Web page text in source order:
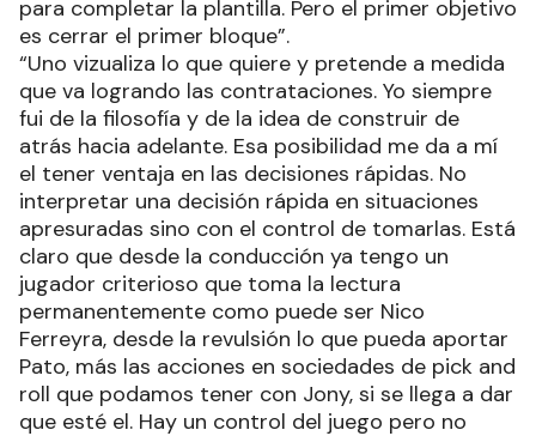
para completar la plantilla. Pero el primer objetivo
es cerrar el primer bloque”.
“Uno vizualiza lo que quiere y pretende a medida
que va logrando las contrataciones. Yo siempre
fui de la filosofía y de la idea de construir de
atrás hacia adelante. Esa posibilidad me da a mí
el tener ventaja en las decisiones rápidas. No
interpretar una decisión rápida en situaciones
apresuradas sino con el control de tomarlas. Está
claro que desde la conducción ya tengo un
jugador criterioso que toma la lectura
permanentemente como puede ser Nico
Ferreyra, desde la revulsión lo que pueda aportar
Pato, más las acciones en sociedades de pick and
roll que podamos tener con Jony, si se llega a dar
que esté el. Hay un control del juego pero no